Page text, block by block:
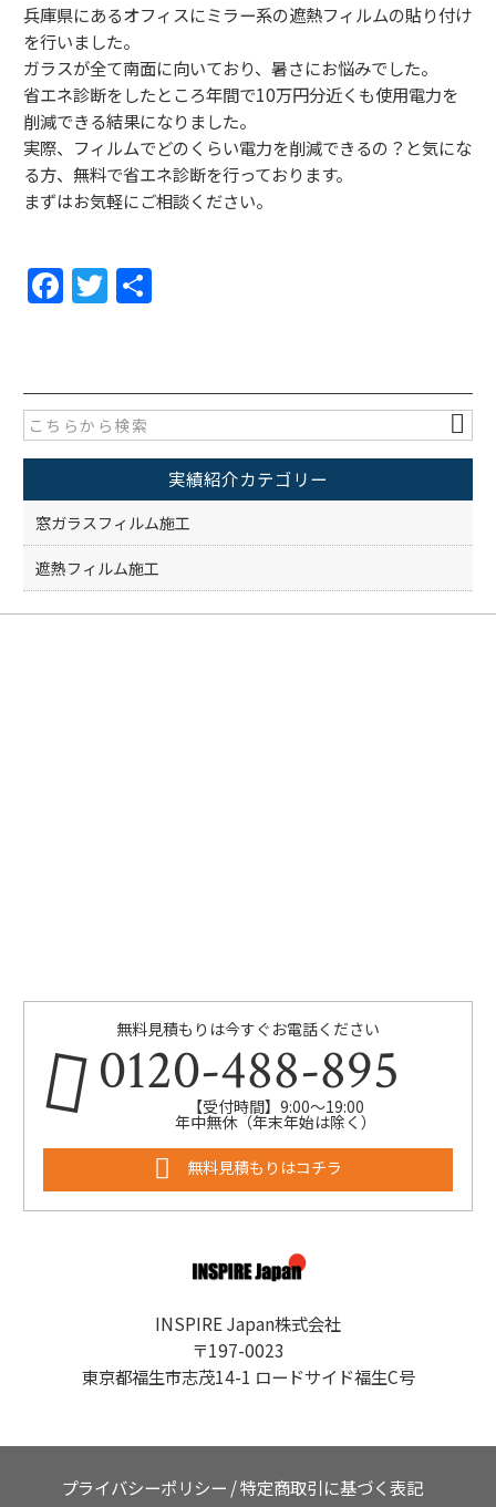
兵庫県にあるオフィスにミラー系の遮熱フィルムの貼り付け
を行いました。
ガラスが全て南面に向いており、暑さにお悩みでした。
省エネ診断をしたところ年間で10万円分近くも使用電力を
削減できる結果になりました。
実際、フィルムでどのくらい電力を削減できるの？と気にな
る方、無料で省エネ診断を行っております。
まずはお気軽にご相談ください。
F
a
e
b
o
o
k
T
w
er
実績紹介カテゴリー
窓ガラスフィルム施工
遮熱フィルム施工
無料見積もりは今すぐお電話ください
0120-488-895
【受付時間】9:00～19:00
年中無休（年末年始は除く）
無料見積もりはコチラ
INSPIRE Japan株式会社
〒197-0023
東京都福生市志茂14-1 ロードサイド福生C号
プライバシーポリシー /特定商取引に基づく表記